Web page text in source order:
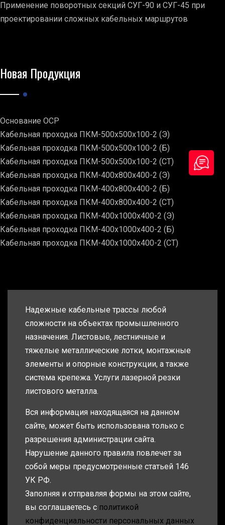
Применение поворотных секций СУГ-90 и СУГ-45 при
проектировании сложных кабельных маршрутов
Новая Продукция
Основание ОСР
Кабельная проходка ПКМ-500х500х100-2 (Э)
Кабельная проходка ПКМ-500х500х100-2 (Б)
Кабельная проходка ПКМ-500х500х100-2 (СТ)
Кабельная проходка ПКМ-400х800х400-2 (Э)
Кабельная проходка ПКМ-400х800х400-2 (Б)
Кабельная проходка ПКМ-400х800х400-2 (СТ)
Кабельная проходка ПКМ-400х1000х400-2 (Э)
Кабельная проходка ПКМ-400х1000х400-2 (Б)
Кабельная проходка ПКМ-400х1000х400-2 (СТ)
Надежные кабельные трассы любой
сложности на объектах промышленного
назначения. Листовые, лестничные и
тяжелые металлические лотки, монтажные
элементы и опорные конструкции, а также
система крепежа. Услуги лазерной резки
листового металла.
Вся информация находящаяся на данном
сайте, может быть использована только с
разрешения администрации сайта.
Нарушение данного правила повлечет за
собой меры предусмотренные статьей 146
УК РФ.
Заполняя и отправляя формы на этом сайте,
вы соглашаетесь с политикой
конфиденциальности персональных данных